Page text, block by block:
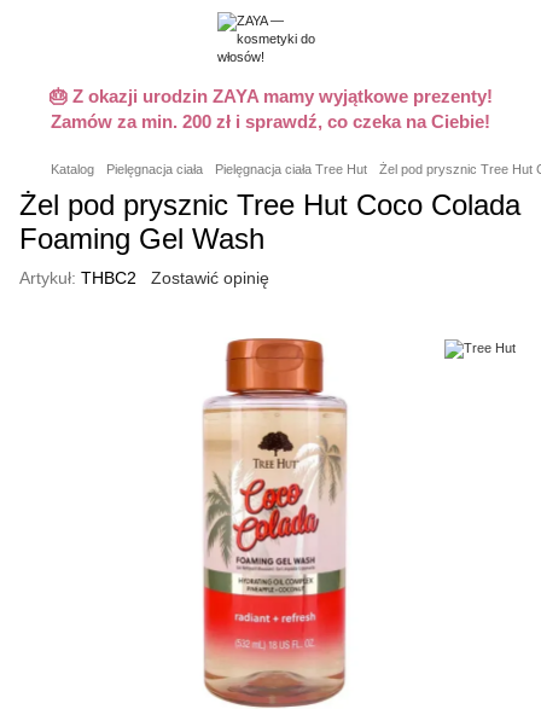
🎂 Z okazji urodzin ZAYA mamy wyjątkowe prezenty!
Zamów za min. 200 zł i sprawdź, co czeka na Ciebie!
Katalog Pielęgnacja ciała Pielęgnacja ciała Tree Hut Żel pod prysznic Tree Hut
Żel pod prysznic Tree Hut Coco Colada
Foaming Gel Wash
Artykuł: THBC2 Zostawić opinię